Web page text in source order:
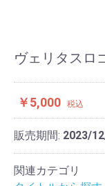
ヴェリタスロ
￥5,000 税込
販売期間: 2023/
関連カテゴリ